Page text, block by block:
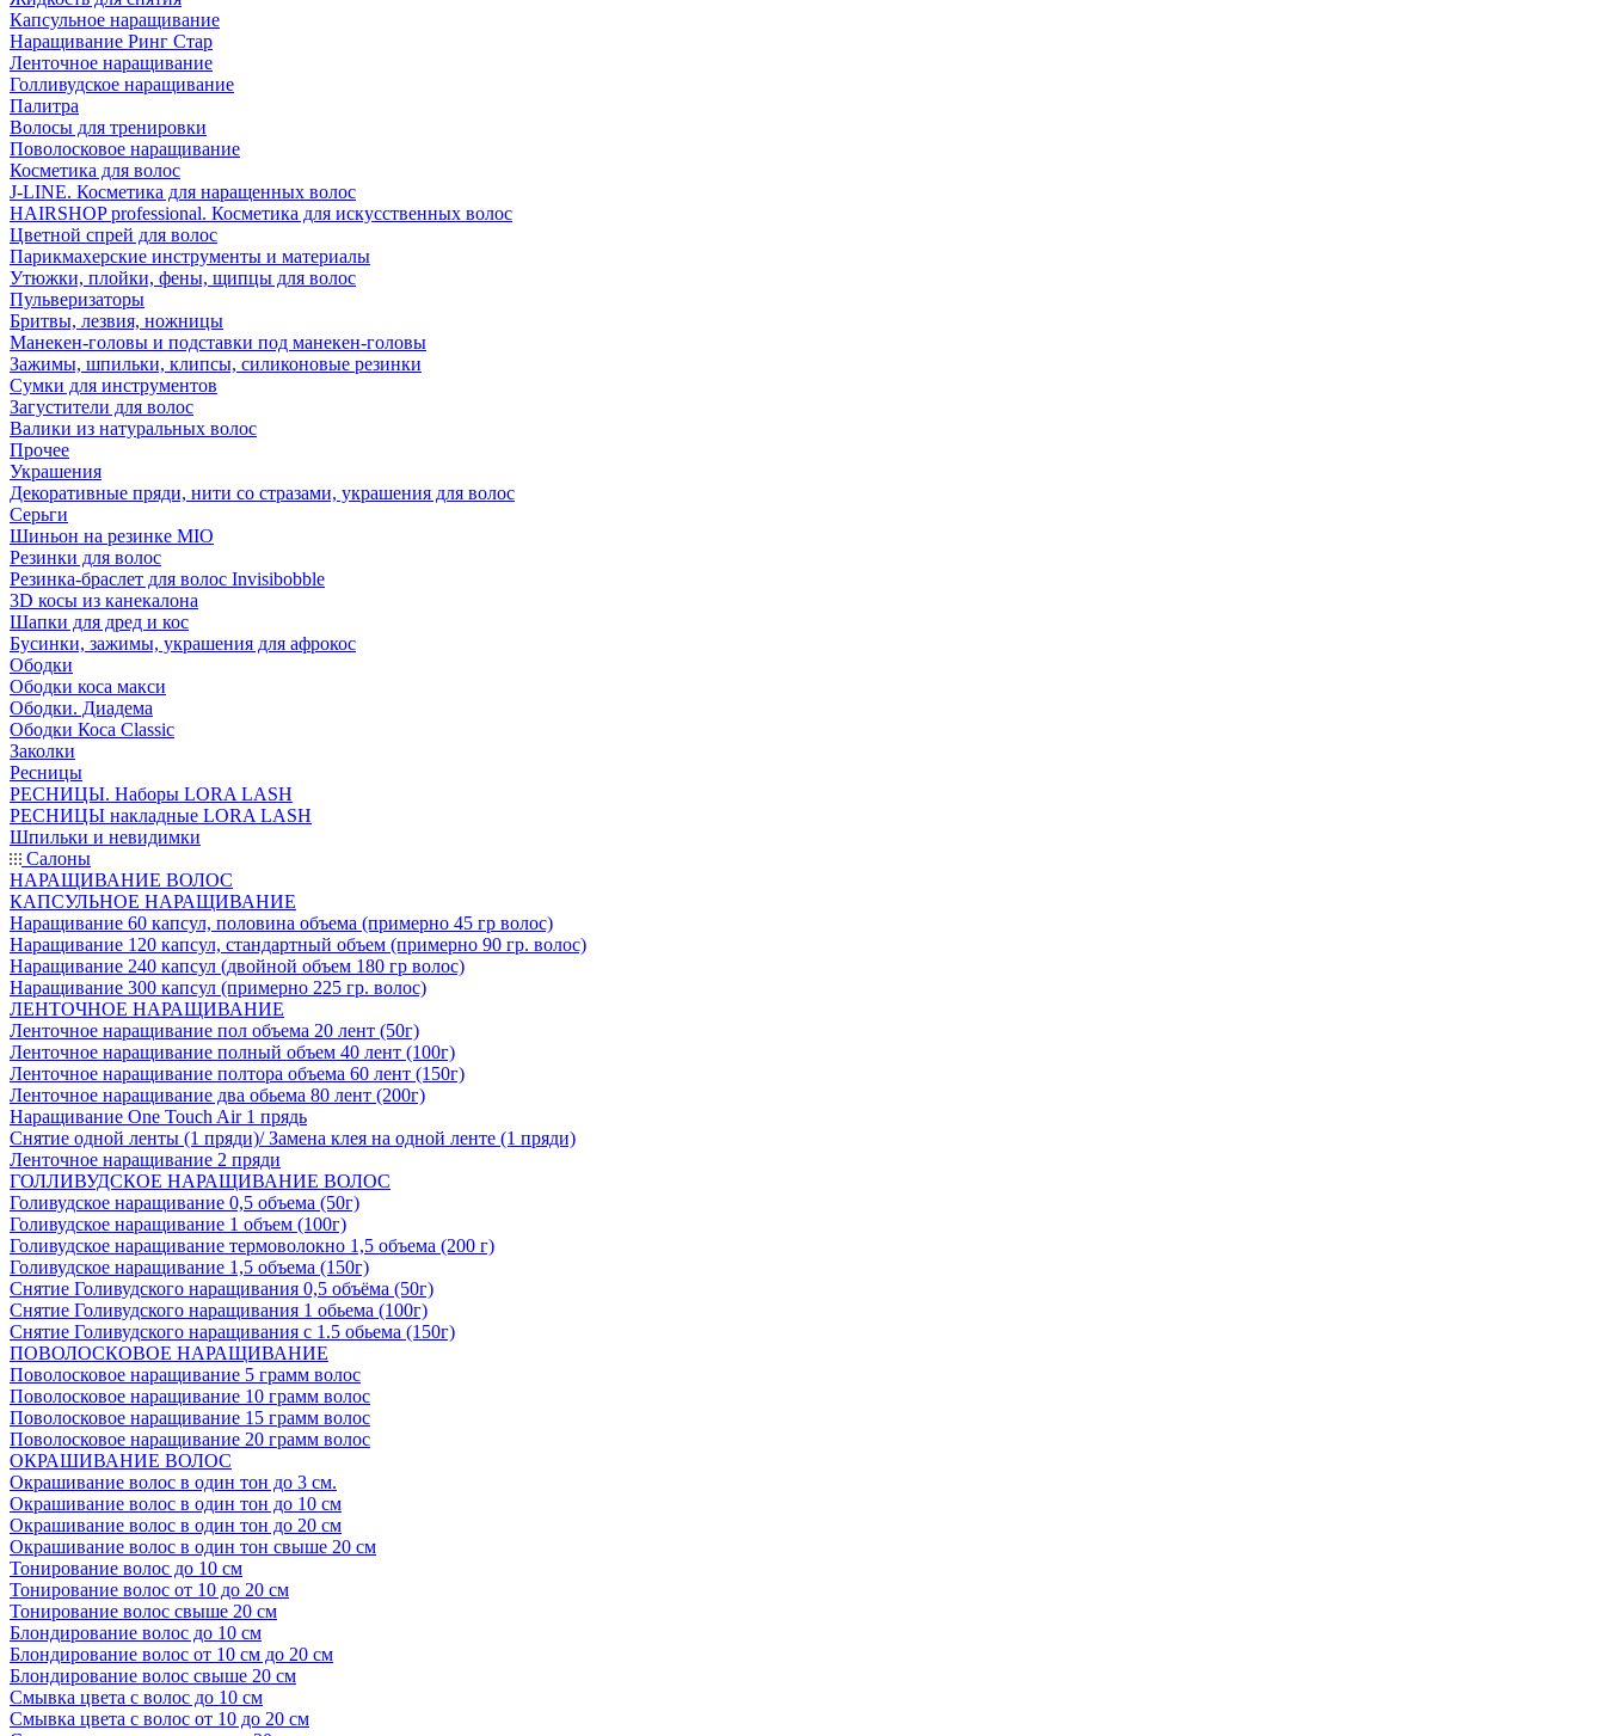
Капсульное наращивание
Наращивание Ринг Стар
Ленточное наращивание
Голливудское наращивание
Палитра
Волосы для тренировки
Поволосковое наращивание
Косметика для волос
J-LINE. Косметика для наращенных волос
HAIRSHOP professional. Косметика для искусственных волос
Цветной спрей для волос
Парикмахерские инструменты и материалы
Утюжки, плойки, фены, щипцы для волос
Пульверизаторы
Бритвы, лезвия, ножницы
Манекен-головы и подставки под манекен-головы
Зажимы, шпильки, клипсы, силиконовые резинки
Сумки для инструментов
Загустители для волос
Валики из натуральных волос
Прочее
Украшения
Декоративные пряди, нити со стразами, украшения для волос
Серьги
Шиньон на резинке MIO
Резинки для волос
Резинка-браслет для волос Invisibobble
3D косы из канекалона
Шапки для дред и кос
Бусинки, зажимы, украшения для афрокос
Ободки
Ободки коса макси
Ободки. Диадема
Ободки Коса Classic
Заколки
Ресницы
РЕСНИЦЫ. Наборы LORA LASH
РЕСНИЦЫ накладные LORA LASH
Шпильки и невидимки
Салоны
НАРАЩИВАНИЕ ВОЛОС
КАПСУЛЬНОЕ НАРАЩИВАНИЕ
Наращивание 60 капсул, половина объема (примерно 45 гр волос)
Наращивание 120 капсул, стандартный объем (примерно 90 гр. волос)
Наращивание 240 капсул (двойной объем 180 гр волос)
Наращивание 300 капсул (примерно 225 гр. волос)
ЛЕНТОЧНОЕ НАРАЩИВАНИЕ
Ленточное наращивание пол объема 20 лент (50г)
Ленточное наращивание полный объем 40 лент (100г)
Ленточное наращивание полтора объема 60 лент (150г)
Ленточное наращивание два обьема 80 лент (200г)
Наращивание One Touch Air 1 прядь
Снятие одной ленты (1 пряди)/ Замена клея на одной ленте (1 пряди)
Ленточное наращивание 2 пряди
ГОЛЛИВУДСКОЕ НАРАЩИВАНИЕ ВОЛОС
Голивудское наращивание 0,5 объема (50г)
Голивудское наращивание 1 объем (100г)
Голивудское наращивание термоволокно 1,5 объема (200 г)
Голивудское наращивание 1,5 объема (150г)
Снятие Голивудского наращивания 0,5 объёма (50г)
Снятие Голивудского наращивания 1 обьема (100г)
Снятие Голивудского наращивания с 1.5 обьема (150г)
ПОВОЛОСКОВОЕ НАРАЩИВАНИЕ
Поволосковое наращивание 5 грамм волос
Поволосковое наращивание 10 грамм волос
Поволосковое наращивание 15 грамм волос
Поволосковое наращивание 20 грамм волос
ОКРАШИВАНИЕ ВОЛОС
Окрашивание волос в один тон до 3 см.
Окрашивание волос в один тон до 10 см
Окрашивание волос в один тон до 20 см
Окрашивание волос в один тон свыше 20 см
Тонирование волос до 10 см
Тонирование волос от 10 до 20 см
Тонирование волос свыше 20 см
Блондирование волос до 10 см
Блондирование волос от 10 см до 20 см
Блондирование волос свыше 20 см
Смывка цвета с волос до 10 см
Смывка цвета с волос от 10 до 20 см